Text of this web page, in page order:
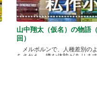
山中翔太（仮名）の物語
回）
メルボルンで、人種差別の
をされた、嫌な体験があります